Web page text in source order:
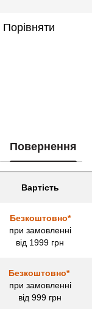
Порівняти
Повернення
Вартість
Безкоштовно*
при замовленні
від 1999 грн
Безкоштовно*
при замовленні
від 999 грн